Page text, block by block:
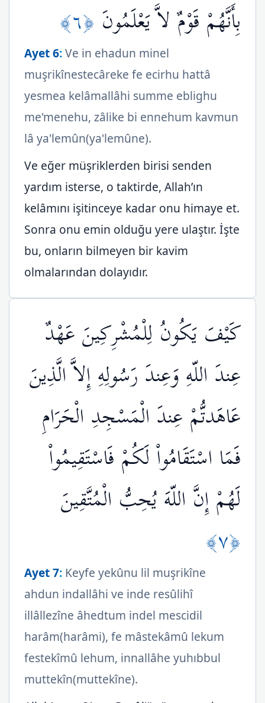
بِأَنَّهُمْ قَوْمٌ لاَّ يَعْلَمُونَ ﴿٦﴾
Ayet 6:Ve in ehadun minel
muşrikînestecâreke fe ecirhu hattâ
yesmea kelâmallâhi summe eblighu
me'menehu, zâlike bi ennehum kavmun
lâ ya'lemûn(ya'lemûne).
Ve eğer müşriklerden birisi senden
yardım isterse, o taktirde, Allah’ın
kelâmını işitinceye kadar onu himaye et.
Sonra onu emin olduğu yere ulaştır. İşte
bu, onların bilmeyen bir kavim
olmalarından dolayıdır.
كَيْفَ يَكُونُ لِلْمُشْرِكِينَ عَهْدٌ
عِندَ اللّهِ وَعِندَ رَسُولِهِ إِلاَّ الَّذِينَ
عَاهَدتُّمْ عِندَ الْمَسْجِدِ الْحَرَامِ
فَمَا اسْتَقَامُواْ لَكُمْ فَاسْتَقِيمُواْ
لَهُمْ إِنَّ اللّهَ يُحِبُّ الْمُتَّقِينَ
﴿٧﴾
Ayet 7: Keyfe yekûnu lil muşrikîne
ahdun indallâhi ve inde resûlihî
illâllezîne âhedtum indel mescidil
harâm(harâmi), fe mâstekâmû lekum
festekîmû lehum, innallâhe yuhıbbul
muttekîn(muttekîne).